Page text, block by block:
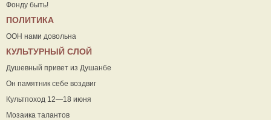
Фонду быть!
ПОЛИТИКА
ООН нами довольна
КУЛЬТУРНЫЙ СЛОЙ
Душевный привет из Душанбе
Он памятник себе воздвиг
Культпоход 12—18 июня
Мозаика талантов